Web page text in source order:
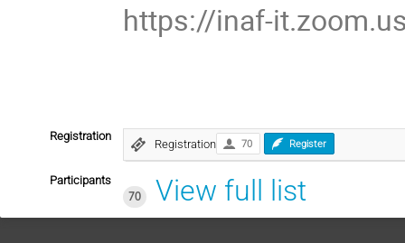
https://inaf-
Registration
Registration 70 Register
Participants
70
View full list